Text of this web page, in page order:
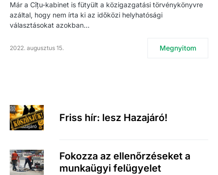
Már a Cîțu-kabinet is fütyült a közigazgatási törvénykönyvre
azáltal, hogy nem írta ki az időközi helyhatósági
választásokat azokban…
2022. augusztus 15. Megnyitom
Friss hír: lesz Hazajáró!
Fokozza az ellenőrzéseket a
munkaügyi felügyelet